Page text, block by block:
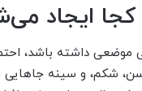
ایجاد
موضعی داشته باشد،
باسن، شکم، و سینه